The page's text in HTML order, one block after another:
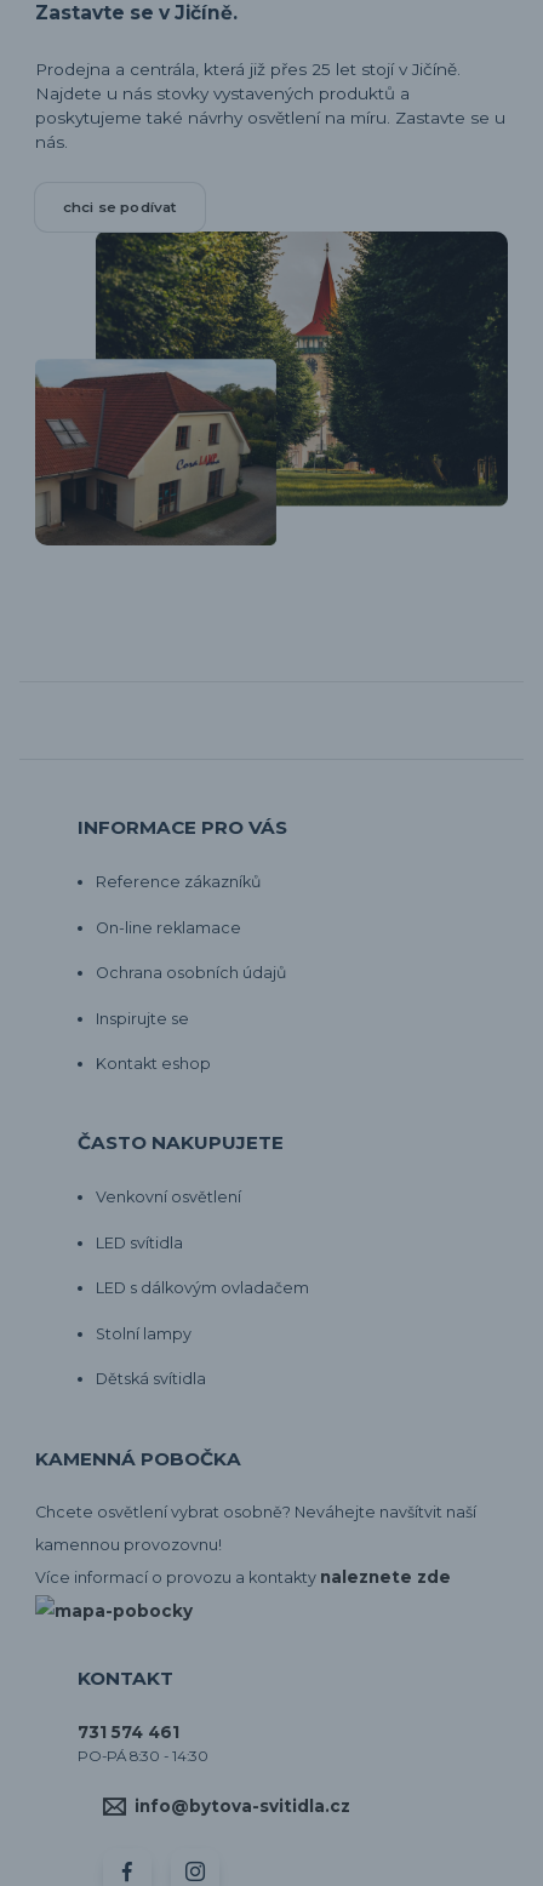
Zastavte se v Jičíně.
Prodejna a centrála, která již přes 25 let stojí v Jičíně.
Najdete u nás stovky vystavených produktů a
poskytujeme také návrhy osvětlení na míru. Zastavte se u
nás.
chci se podívat
INFORMACE PRO VÁS
Reference zákazníků
On-line reklamace
Ochrana osobních údajů
Inspirujte se
Kontakt eshop
ČASTO NAKUPUJETE
Venkovní osvětlení
LED svítidla
LED s dálkovým ovladačem
Stolní lampy
Dětská svítidla
KAMENNÁ POBOČKA
Chcete osvětlení vybrat osobně? Neváhejte navšítvit naší
kamennou provozovnu!
Více informací o provozu a kontakty naleznete zde
KONTAKT
731 574 461
PO-PÁ 8:30 - 14:30
info@bytova-svitidla.cz